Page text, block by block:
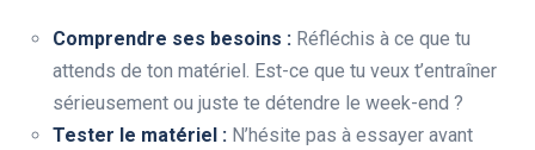
Comprendre ses besoins : Réfléchis à ce que tu
attends de ton matériel. Est-ce que tu veux t’entraîner
sérieusement ou juste te détendre le week-end ?
Tester le matériel : N’hésite pas à essayer avant